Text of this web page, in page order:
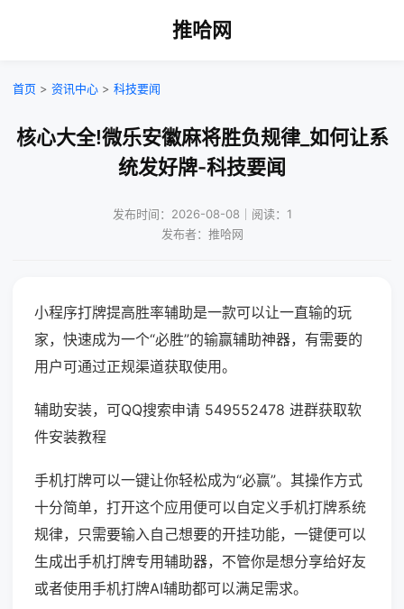
推哈网
首页 > 资讯中心 > 科技要闻
核心大全!微乐安徽麻将胜负规律_如何让系
统发好牌-科技要闻
发布时间：2026-08-08｜阅读：1
发布者：推哈网
小程序打牌提高胜率辅助是一款可以让一直输的玩
家，快速成为一个“必胜”的输赢辅助神器，有需要的
用户可通过正规渠道获取使用。
辅助安装，可QQ搜索申请 549552478 进群获取软
件安装教程
手机打牌可以一键让你轻松成为“必赢”。其操作方式
十分简单，打开这个应用便可以自定义手机打牌系统
规律，只需要输入自己想要的开挂功能，一键便可以
生成出手机打牌专用辅助器，不管你是想分享给好友
或者使用手机打牌AI辅助都可以满足需求。